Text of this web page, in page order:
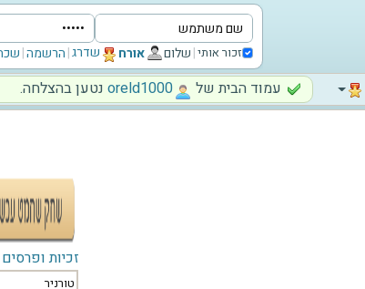
זכור אותי|שלום ‫אורח‬ שדרג|הרשמה|
עמוד הבית של ‫oreld1000‬ נטען בהצלחה.
זכיות
טורניר